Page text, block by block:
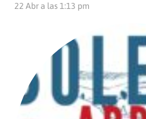
22 Abr a las 1:13 pm